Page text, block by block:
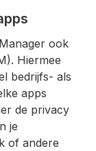
ook
Hiermee
bedrijfs- als
apps
de privacy
je
of andere